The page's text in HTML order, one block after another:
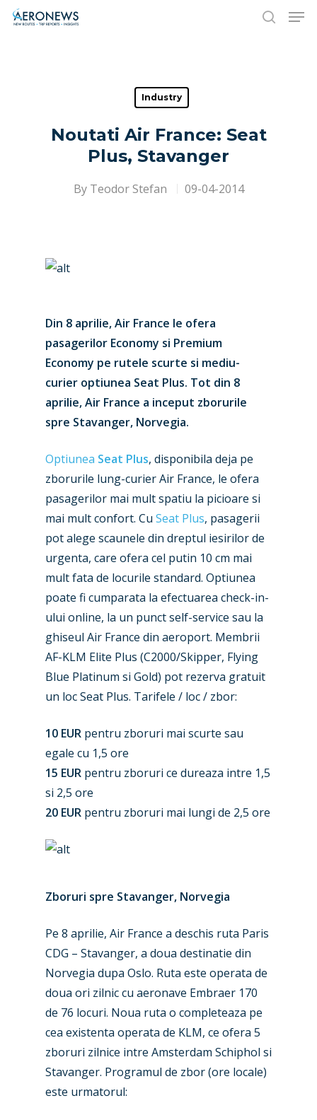
Hit enter to search or ESC to close
Industry
Noutati Air France: Seat
Plus, Stavanger
By Teodor Stefan 09-04-2014
Din 8 aprilie, Air France le ofera
pasagerilor Economy si Premium
Economy pe rutele scurte si mediu-
curier optiunea Seat Plus. Tot din 8
aprilie, Air France a inceput zborurile
spre Stavanger, Norvegia.
Optiunea Seat Plus, disponibila deja pe
zborurile lung-curier Air France, le ofera
pasagerilor mai mult spatiu la picioare si
mai mult confort. Cu Seat Plus, pasagerii
pot alege scaunele din dreptul iesirilor de
urgenta, care ofera cel putin 10 cm mai
mult fata de locurile standard. Optiunea
poate fi cumparata la efectuarea check-in-
ului online, la un punct self-service sau la
ghiseul Air France din aeroport. Membrii
AF-KLM Elite Plus (C2000/Skipper, Flying
Blue Platinum si Gold) pot rezerva gratuit
un loc Seat Plus. Tarifele / loc / zbor:
10 EUR pentru zboruri mai scurte sau
egale cu 1,5 ore
15 EUR pentru zboruri ce dureaza intre 1,5
si 2,5 ore
20 EUR pentru zboruri mai lungi de 2,5 ore
Zboruri spre Stavanger, Norvegia
Pe 8 aprilie, Air France a deschis ruta Paris
CDG – Stavanger, a doua destinatie din
Norvegia dupa Oslo. Ruta este operata de
doua ori zilnic cu aeronave Embraer 170
de 76 locuri. Noua ruta o completeaza pe
cea existenta operata de KLM, ce ofera 5
zboruri zilnice intre Amsterdam Schiphol si
Stavanger. Programul de zbor (ore locale)
este urmatorul:
New Routes
Industry